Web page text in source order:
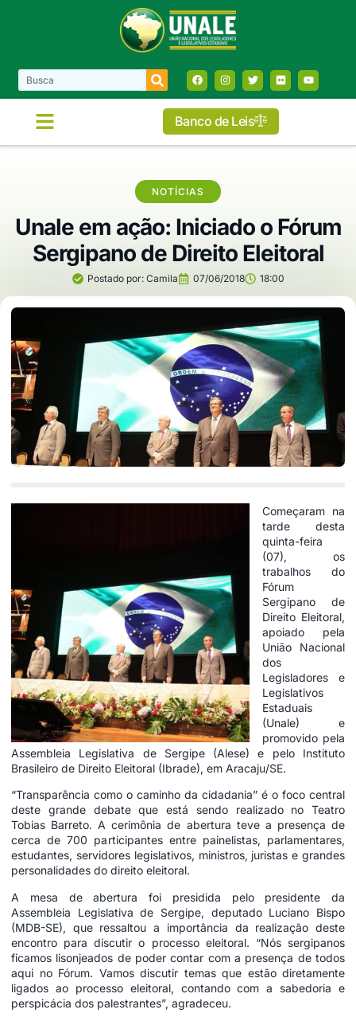
Banco de Leis
NOTÍCIAS
Unale em ação: Iniciado o Fórum
Sergipano de Direito Eleitoral
Postado por:Camila 07/06/2018 18:00
Começaram na
tarde desta
quinta-feira
(07), os
trabalhos do
Fórum
Sergipano de
Direito Eleitoral,
apoiado pela
União Nacional
dos
Legisladores e
Legislativos
Estaduais
(Unale) e
promovido pela
Assembleia Legislativa de Sergipe (Alese) e pelo Instituto
Brasileiro de Direito Eleitoral (Ibrade), em Aracaju/SE.
“Transparência como o caminho da cidadania” é o foco central
deste grande debate que está sendo realizado no Teatro
Tobias Barreto. A cerimônia de abertura teve a presença de
cerca de 700 participantes entre painelistas, parlamentares,
estudantes, servidores legislativos, ministros, juristas e grandes
personalidades do direito eleitoral.
A mesa de abertura foi presidida pelo presidente da
Assembleia Legislativa de Sergipe, deputado Luciano Bispo
(MDB-SE), que ressaltou a importância da realização deste
encontro para discutir o processo eleitoral. “Nós sergipanos
ficamos lisonjeados de poder contar com a presença de todos
aqui no Fórum. Vamos discutir temas que estão diretamente
ligados ao processo eleitoral, contando com a sabedoria e
perspicácia dos palestrantes”, agradeceu.